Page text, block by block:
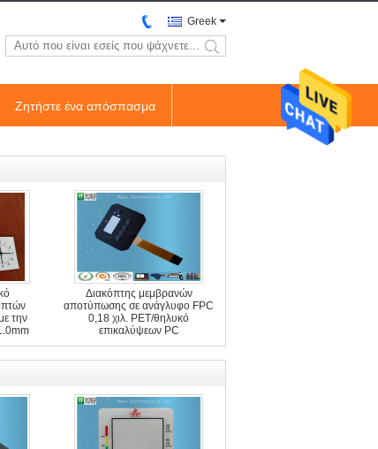
Greek
search
Ζητήστε ένα απόσπασμα
την
Διακόπτης μεμβρανών
αποτύπωσης σε ανάγλυφο FPC
0,18 χιλ. PET/θηλυκό
επικαλύψεων PC